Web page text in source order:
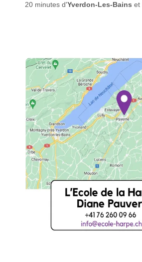
20 minutes d'Yverdon-Les-Bains et